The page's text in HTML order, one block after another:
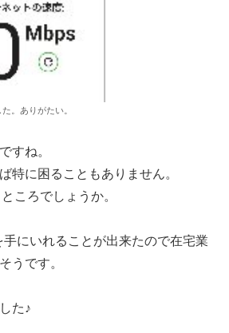
。ありがたい。
すね。
特に困ることもありません。
ころでしょうか。
にいれることが出来たので在宅業
うです。
た♪